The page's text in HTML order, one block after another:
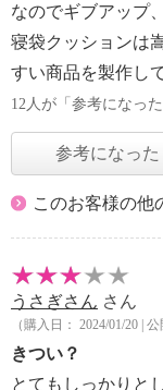
なのでギブアップ
寝袋クッションは
すい商品を製作し
12人が「参考になっ
参考になった
このお客様の他
うさぎさん さん
（購入日： 2024/01/20 |
きつい？
とてもしっかりと